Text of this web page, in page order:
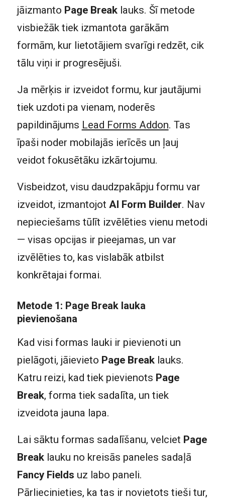
jāizmanto Page Breaklauks. Šī metode
visbiežāk tiek izmantota garākām
formām, kur lietotājiem svarīgi redzēt, cik
tālu viņi ir progresējuši.
Ja mērķis ir izveidot formu, kur jautājumi
tiek uzdoti pa vienam, noderēs
papildinājums Lead Forms Addon. Tas
īpaši noder mobilajās ierīcēs un ļauj
veidot fokusētāku izkārtojumu.
Visbeidzot, visu daudzpakāpju formu var
izveidot, izmantojot AI Form Builder. Nav
nepieciešams tūlīt izvēlēties vienu metodi
— visas opcijas ir pieejamas, un var
izvēlēties to, kas vislabāk atbilst
konkrētajai formai.
Metode 1: Page Break lauka
pievienošana
Kad visi formas lauki ir pievienoti un
pielāgoti, jāievieto Page Breaklauks.
Katru reizi, kad tiek pievienots Page
Break, forma tiek sadalīta, un tiek
izveidota jauna lapa.
Lai sāktu formas sadalīšanu, velciet Page
Breaklauku no kreisās paneles sadaļā
Fancy Fields uz labo paneli.
Pārliecinieties, ka tas ir novietots tieši tur,